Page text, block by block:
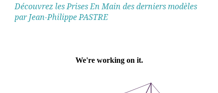
Découvrez les Prises En Main des derniers modèles
par Jean-Philippe PASTRE